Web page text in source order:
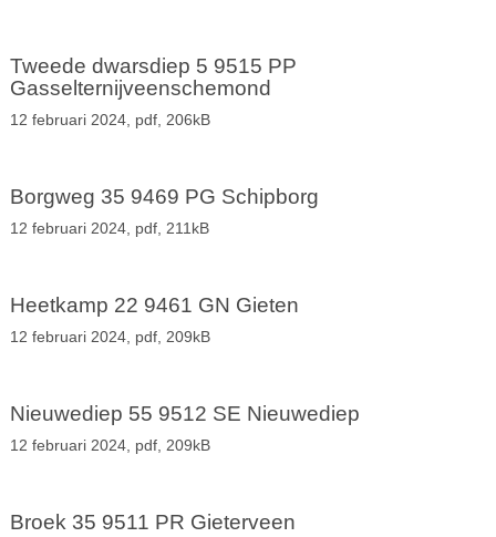
Tweede dwarsdiep 5 9515 PP
Gasselternijveenschemond
12 februari 2024, pdf, 206kB
Borgweg 35 9469 PG Schipborg
12 februari 2024, pdf, 211kB
Heetkamp 22 9461 GN Gieten
12 februari 2024, pdf, 209kB
Nieuwediep 55 9512 SE Nieuwediep
12 februari 2024, pdf, 209kB
Broek 35 9511 PR Gieterveen